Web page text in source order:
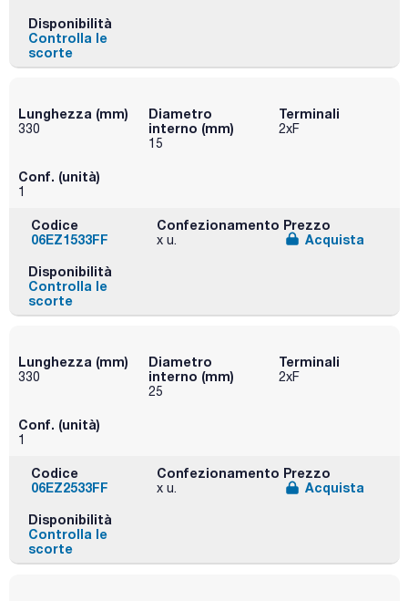
Disponibilità
Controlla le
scorte
Lunghezza (mm)
330
Diametro
interno (mm)
15
Terminali
2xF
Conf. (unità)
1
Codice
06EZ1533FF
Confezionamento
x u.
Prezzo
Acquista
Disponibilità
Controlla le
scorte
Lunghezza (mm)
330
Diametro
interno (mm)
25
Terminali
2xF
Conf. (unità)
1
Codice
06EZ2533FF
Confezionamento
x u.
Prezzo
Acquista
Disponibilità
Controlla le
scorte